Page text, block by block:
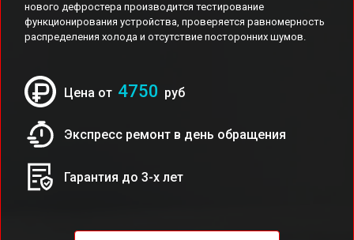
нового дефростера производится тестирование
функционирования устройства, проверяется равномерность
распределения холода и отсутствие посторонних шумов.
Цена от 4750 руб
Экспресс ремонт в день обращения
Гарантия до 3-х лет